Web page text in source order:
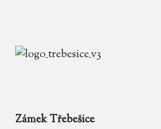
Zámek Třebešice